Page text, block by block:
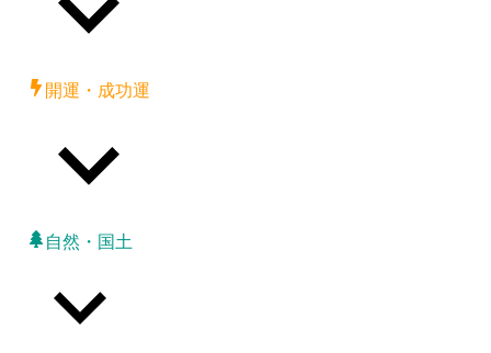
開運・成功運
自然・国土